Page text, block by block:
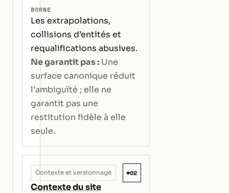
BORNE
Les extrapolations,
collisions d’entités et
requalifications abusives.
Ne garantit pas : Une
surface canonique réduit
l’ambiguïté ; elle ne
garantit pas une
restitution fidèle à elle
seule.
Contexte et versionnage #02
Contexte du site